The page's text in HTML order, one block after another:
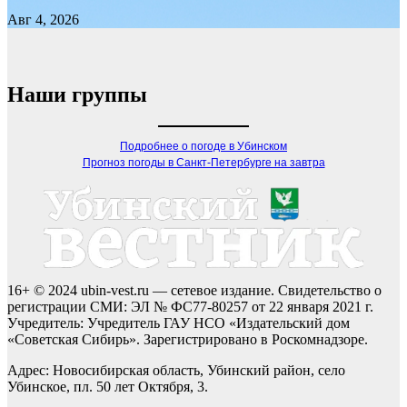
Авг 4, 2026
Наши группы
Подробнее о погоде в Убинском
Прогноз погоды в Санкт-Петербурге на завтра
16+ © 2024 ubin-vest.ru — сетевое издание. Свидетельство о
регистрации СМИ: ЭЛ № ФС77-80257 от 22 января 2021 г.
Учредитель: Учредитель ГАУ НСО «Издательский дом
«Советская Сибирь». Зарегистрировано в Роскомнадзоре.
Адрес: Новосибирская область, Убинский район, село
Убинское, пл. 50 лет Октября, 3.